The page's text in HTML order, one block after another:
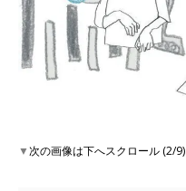
▼次の画像は下へスクロール (2/9)